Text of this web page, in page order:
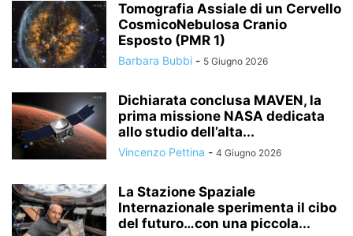
Tomografia Assiale di un Cervello
CosmicoNebulosa Cranio
Esposto (PMR 1)
Barbara Bubbi - 5 Giugno 2026
Dichiarata conclusa MAVEN, la
prima missione NASA dedicata
allo studio dell’alta...
Vincenzo Pettina - 4 Giugno 2026
La Stazione Spaziale
Internazionale sperimenta il cibo
del futuro…con una piccola...